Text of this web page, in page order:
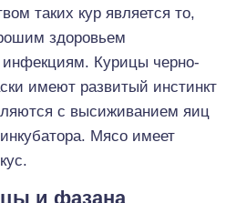
таких кур является то,
здоровьем
Курицы черно-
имеют развитый инстинкт
с высиживанием яиц
Мясо имеет
и фазана